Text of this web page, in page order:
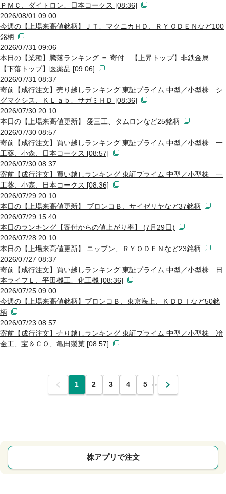
ＰＭＣ、ダイトロン、日本コークス [08:36]
2026/08/01 09:00
今週の【上場来高値銘柄】ＪＴ、マクニカＨＤ、ＲＹＯＤＥＮなど100
銘柄
2026/07/31 09:06
本日の【業種】騰落ランキング ＝ 寄付 【上昇トップ】非鉄金属
【下落トップ】医薬品 [09:06]
2026/07/31 08:37
寄前【成行注文】売り越しランキング 東証プライム 中型／小型株 シ
グマクシス、ＫＬａｂ、サガミＨＤ [08:36]
2026/07/30 20:10
本日の【上場来高値更新】 愛三工、タムロンなど25銘柄
2026/07/30 08:57
寄前【成行注文】買い越しランキング 東証プライム 中型／小型株 一
工薬、小森、日本コークス [08:57]
2026/07/30 08:37
寄前【成行注文】買い越しランキング 東証プライム 中型／小型株 一
工薬、小森、日本コークス [08:36]
2026/07/29 20:10
本日の【上場来高値更新】 ブロンコＢ、サイゼリヤなど37銘柄
2026/07/29 15:40
本日のランキング【寄付からの値上がり率】 (7月29日)
2026/07/28 20:10
本日の【上場来高値更新】 ニップン、ＲＹＯＤＥＮなど23銘柄
2026/07/27 08:37
寄前【成行注文】買い越しランキング 東証プライム 中型／小型株 日
本ライフＬ、平田機工、化工機 [08:36]
2026/07/25 09:00
今週の【上場来高値銘柄】ブロンコＢ、東京海上、ＫＤＤＩなど50銘
柄
2026/07/23 08:57
寄前【成行注文】売り越しランキング 東証プライム 中型／小型株 冶
金工、宝＆ＣＯ、亀田製菓 [08:57]
前 1 2 3 4 5 … 次
株アプリで注文